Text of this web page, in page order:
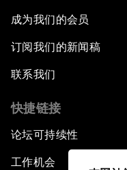
成为我们的会员
订阅我们的新闻稿
联系我们
快捷链接
论坛可持续性
工作机会